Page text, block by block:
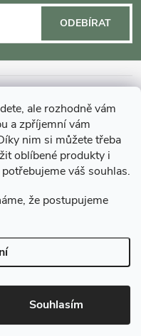
ale rozhodně vám
a zpříjemní vám
nim si můžete třeba
oblíbené produkty i
váš souhlas.
že postupujeme
Souhlasím
ODEBÍRAT
a údržba zahrad a interiérů
práva vyhrazena.Upravit